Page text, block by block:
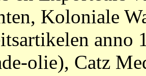
Koloniale
anno
olie), Catz